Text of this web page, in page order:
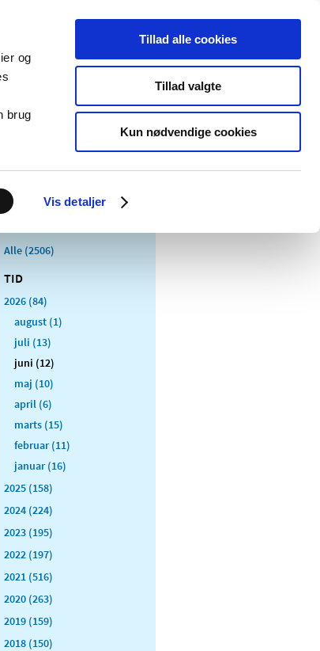
og
brug
Vis detaljer
Tillad alle cookies
Tillad valgte
Kun nødvendige cookies
Særlige
produktområder
Alle (2506)
TID
2026 (84)
august (1)
juli (13)
juni (12)
maj (10)
april (6)
marts (15)
februar (11)
januar (16)
2025 (158)
2024 (224)
2023 (195)
2022 (197)
2021 (516)
2020 (263)
2019 (159)
2018 (150)